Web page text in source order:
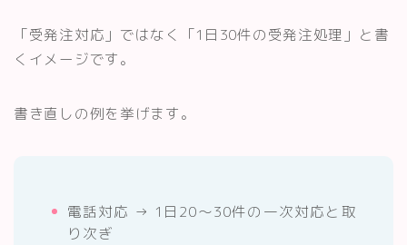
「受発注対応」ではなく「1日30件の受発注処理」と書
くイメージです。
書き直しの例を挙げます。
電話対応 → 1日20〜30件の一次対応と取
り次ぎ